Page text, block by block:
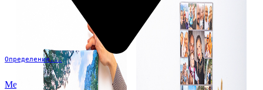
Определение...
Меню